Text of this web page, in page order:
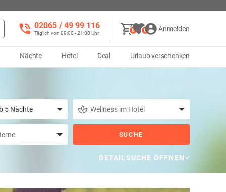
02065 / 49 ‌99 116
Täglich von 09:00 - 21:00 Uhr
0 0 Anmelden
Nächte Hotel Deal Urlaub verschenken
SUCHE
DETAILSUCHE ÖFFNEN